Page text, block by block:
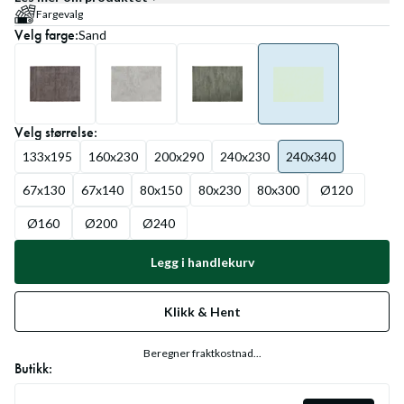
Fargevalg
Velgfarge:Sand
Velgstørrelse:
133x195 160x230 200x290 240x230 240x340
67x130 67x140 80x150 80x230 80x300 Ø120
Ø160 Ø200 Ø240
Legg i handlekurv
Klikk & Hent
Beregner fraktkostnad...
Butikk: